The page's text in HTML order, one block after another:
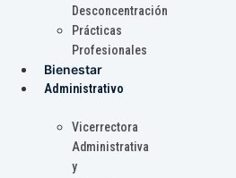
Desconcentración
Prácticas
Profesionales
Bienestar
Administrativo
Vicerrectora
Administrativa
y